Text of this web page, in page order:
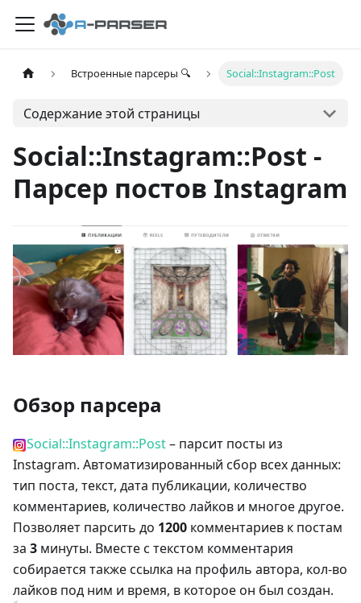
Встроенные парсеры 🔍 Social::Instagram::Post
Содержание этой страницы
Social::Instagram::Post -
Парсер постов Instagram
Обзор парсера
Social::Instagram::Post– парсит посты из
Instagram. Автоматизированный сбор всех данных:
тип поста, текст, дата публикации, количество
комментариев, количество лайков и многое другое.
Позволяет парсить до 1200 комментариев к постам
за 3 минуты. Вместе с текстом комментария
собирается также ссылка на профиль автора, кол-во
лайков под ним и время, в которое он был создан.